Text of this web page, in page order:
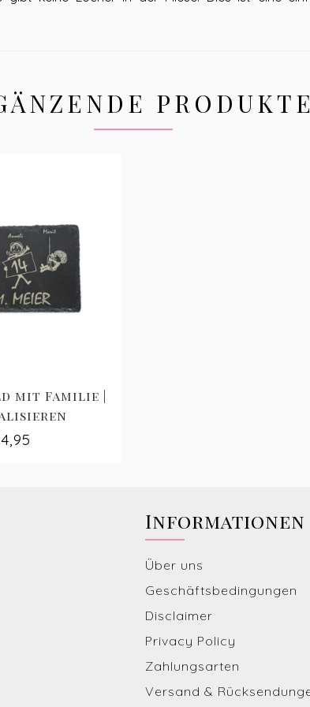
mit Familie |
Informationen
Über uns
Geschäftsbedingungen
Disclaimer
Privacy Policy
Zahlungsarten
Versand &